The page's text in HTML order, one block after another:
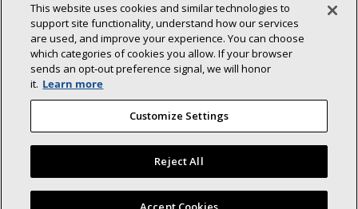
Communiquez avec nous :
©2026 Lennox International Inc.
Déclaration d’accessibilité
Confidentialité
This website uses cookies and similar technologies to
support site functionality, understand how our services
are used, and improve your experience. You can choose
which categories of cookies you allow. If your browser
sends an opt‑out preference signal, we will honor
it. Learn more
Customize Settings
Reject All